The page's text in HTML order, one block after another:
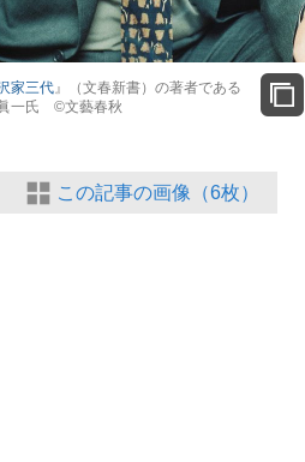
と見る
家三代』（文春新書）の著者である
一氏 ©文藝春秋
この記事の画像（6枚）